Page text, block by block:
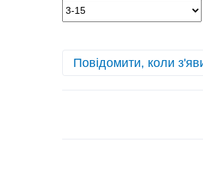
Повідомити, коли